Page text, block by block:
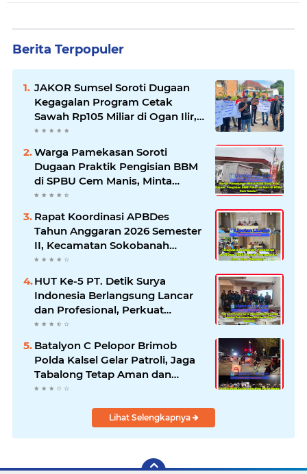
Berita Terpopuler
JAKOR Sumsel Soroti Dugaan
Kegagalan Program Cetak
Sawah Rp105 Miliar di Ogan Ilir,
Desak Kadis Pertanian Mundur
Warga Pamekasan Soroti
Dugaan Praktik Pengisian BBM
di SPBU Cem Manis, Minta
Klarifikasi dan Pengawasan
Rapat Koordinasi APBDes
Tahun Anggaran 2026 Semester
II, Kecamatan Sokobanah
Libatkan 12 Desa
HUT Ke-5 PT. Detik Surya
Indonesia Berlangsung Lancar
dan Profesional, Perkuat
Kompetensi Wartawan
Batalyon C Pelopor Brimob
Polda Kalsel Gelar Patroli, Jaga
Tabalong Tetap Aman dan
Kondusif
Lihat Selengkapnya